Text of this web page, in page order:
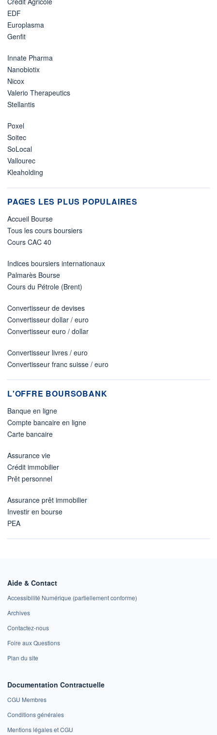
EDF
Europlasma
Genfit
Innate Pharma
Nanobiotix
Nicox
Valerio Therapeutics
Stellantis
Poxel
Soitec
SoLocal
Vallourec
Kleaholding
PAGES LES PLUS POPULAIRES
Accueil Bourse
Tous les cours boursiers
Cours CAC 40
Indices boursiers internationaux
Palmarès Bourse
Cours du Pétrole (Brent)
Convertisseur de devises
Convertisseur dollar / euro
Convertisseur euro / dollar
Convertisseur livres / euro
Convertisseur franc suisse / euro
L'OFFRE BOURSOBANK
Banque en ligne
Compte bancaire en ligne
Carte bancaire
Assurance vie
Crédit immobilier
Prêt personnel
Assurance prêt immobilier
Investir en bourse
PEA
Aide & Contact
Accessibilité Numérique (partiellement conforme)
Archives
Contactez-nous
Foire aux Questions
Plan du site
Documentation Contractuelle
CGU Membres
Conditions générales
Mentions légales et CGU